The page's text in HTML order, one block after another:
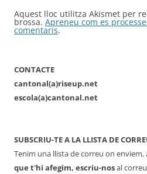
Aquest lloc utilitza Akismet per
brossa. Apreneu com es
comentaris.
CONTACTE
cantonal(a)riseup.net
escola(a)cantonal.net
SUBSCRIU-TE A LA LLISTA DE
Tenim una llista de correu on
que t'hi afegim, escriu-nosal